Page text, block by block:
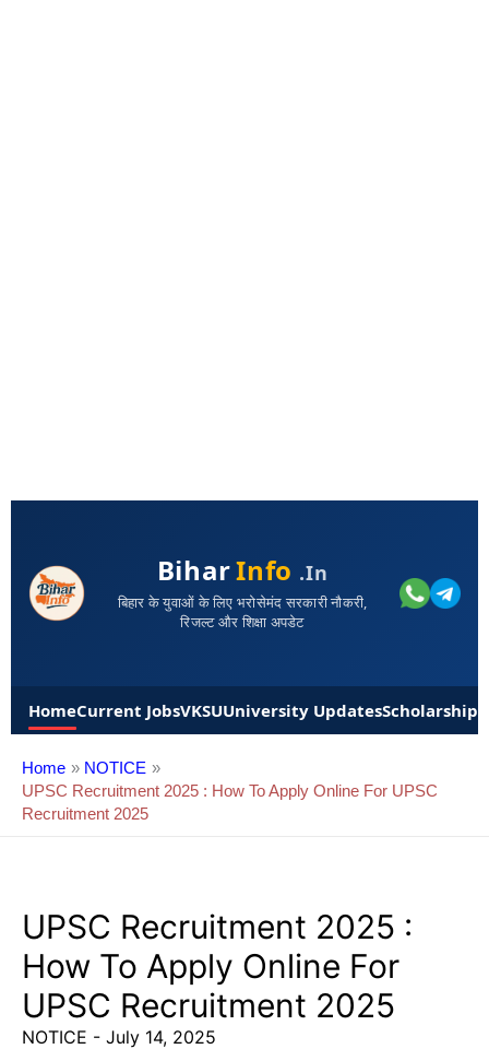
BiharInfo .in
बिहार के युवाओं के लिए भरोसेमंद सरकारी नौकरी,
रिजल्ट और शिक्षा अपडेट
HomeCurrent JobsVKSUUniversity UpdatesScholarships
Home
NOTICE
UPSC Recruitment 2025 : How To Apply Online For UPSC
Recruitment 2025
UPSC Recruitment 2025 :
How To Apply Online For
UPSC Recruitment 2025
NOTICE - July 14, 2025